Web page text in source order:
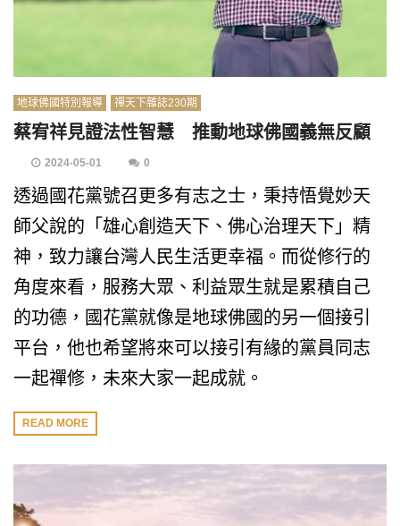
地球佛國特別報導 禪天下雜誌230期
蔡宥祥見證法性智慧 推動地球佛國義無反顧
2024-05-01 0
透過國花黨號召更多有志之士，秉持悟覺妙天
師父說的「雄心創造天下、佛心治理天下」精
神，致力讓台灣人民生活更幸福。而從修行的
角度來看，服務大眾、利益眾生就是累積自己
的功德，國花黨就像是地球佛國的另一個接引
平台，他也希望將來可以接引有緣的黨員同志
一起禪修，未來大家一起成就。
READ MORE